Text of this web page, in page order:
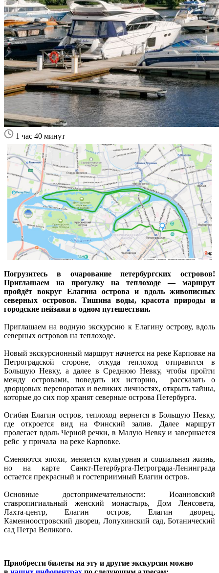
1 час 40 минут
Погрузитесь в очарование петербургских островов!
Приглашаем на прогулку на теплоходе — маршрут
пройдёт вокруг Елагина острова и вдоль живописных
северных островов. Тишина воды, красота природы и
городские пейзажи в одном путешествии.
Приглашаем на водную экскурсию к Елагину острову, вдоль
северных островов на теплоходе.
Новый экскурсионный маршрут начнется на реке Карповке на
Петроградской стороне, откуда теплоход отправится в
Большую Невку, а далее в Среднюю Невку, чтобы пройти
между островами, поведать их историю, рассказать о
дворцовых переворотах и великих личностях, открыть тайны,
которые до сих пор хранят северные острова Петербурга.
Огибая Елагин остров, теплоход вернется в Большую Невку,
где откроется вид на Финский залив. Далее маршрут
пролегает вдоль Черной речки, в Малую Невку и завершается
рейс у причала на реке Карповке.
Сменяются эпохи, меняется культурная и социальная жизнь,
но на карте Санкт-Петербурга-Петрограда-Ленинграда
остается прекрасный и гостеприимный Елагин остров.
Основные достопримечательности: Иоанновский
ставропигиальный женский монастырь, Дом Ленсовета,
Лахта-центр, Елагин остров, Елагин дворец,
Каменноостровский дворец, Лопухинский сад, Ботанический
сад Петра Великого.
Приобрести билеты на эту и другие экскурсии можно